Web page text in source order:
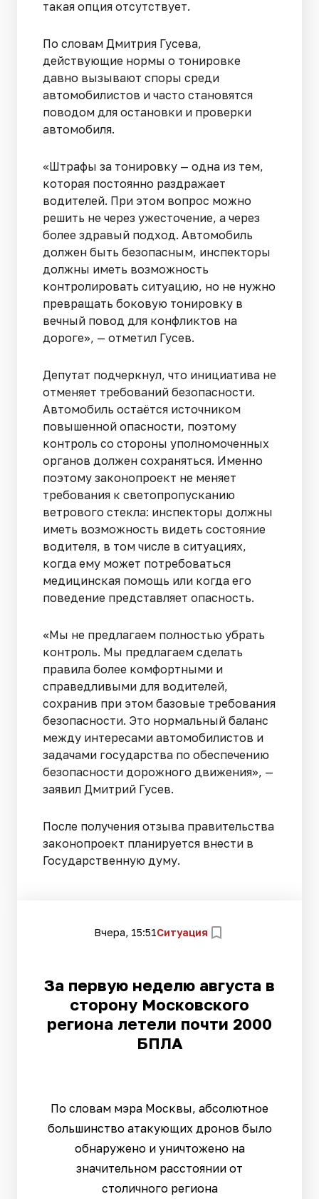
такая опция отсутствует.
По словам Дмитрия Гусева,
действующие нормы о тонировке
давно вызывают споры среди
автомобилистов и часто становятся
поводом для остановки и проверки
автомобиля.
«Штрафы за тонировку — одна из тем,
которая постоянно раздражает
водителей. При этом вопрос можно
решить не через ужесточение, а через
более здравый подход. Автомобиль
должен быть безопасным, инспекторы
должны иметь возможность
контролировать ситуацию, но не нужно
превращать боковую тонировку в
вечный повод для конфликтов на
дороге», — отметил Гусев.
Депутат подчеркнул, что инициатива не
отменяет требований безопасности.
Автомобиль остаётся источником
повышенной опасности, поэтому
контроль со стороны уполномоченных
органов должен сохраняться. Именно
поэтому законопроект не меняет
требования к светопропусканию
ветрового стекла: инспекторы должны
иметь возможность видеть состояние
водителя, в том числе в ситуациях,
когда ему может потребоваться
медицинская помощь или когда его
поведение представляет опасность.
«Мы не предлагаем полностью убрать
контроль. Мы предлагаем сделать
правила более комфортными и
справедливыми для водителей,
сохранив при этом базовые требования
безопасности. Это нормальный баланс
между интересами автомобилистов и
задачами государства по обеспечению
безопасности дорожного движения», —
заявил Дмитрий Гусев.
После получения отзыва правительства
законопроект планируется внести в
Государственную думу.
Вчера, 15:51Ситуация
За первую неделю августа в
сторону Московского
региона летели почти 2000
БПЛА
По словам мэра Москвы, абсолютное
большинство атакующих дронов было
обнаружено и уничтожено на
значительном расстоянии от
столичного региона